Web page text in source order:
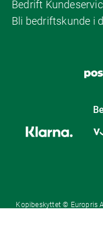
Bedrift
Bli bedriftskunde i
Kopibeskyttet © Europris